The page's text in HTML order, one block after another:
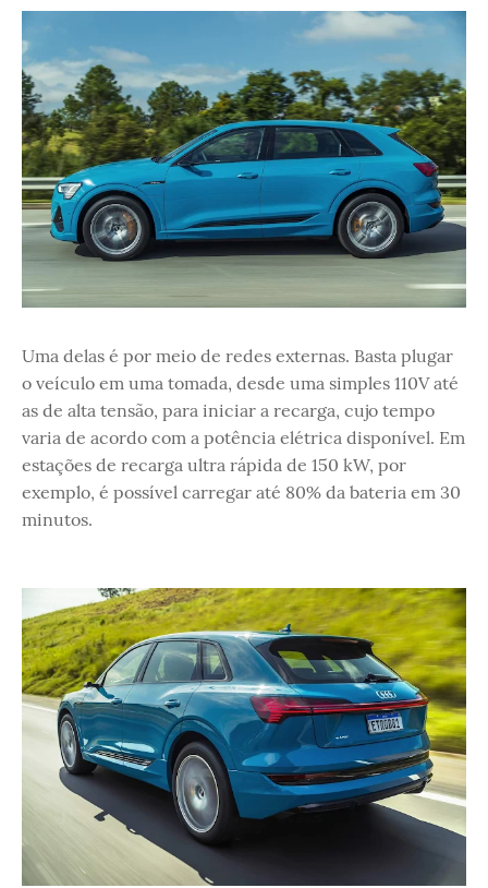
Uma delas é por meio de redes externas. Basta plugar
o veículo em uma tomada, desde uma simples 110V até
as de alta tensão, para iniciar a recarga, cujo tempo
varia de acordo com a potência elétrica disponível. Em
estações de recarga ultra rápida de 150 kW, por
exemplo, é possível carregar até 80% da bateria em 30
minutos.